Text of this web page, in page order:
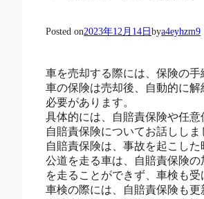
Posted on2023年12月14日bya4eyhzm9
車を売却する際には、保険の手
車の保険は売却後、自動的に
必要があります。
具体的には、自賠責保険や任意
自賠責保険についてお話ししま
自賠責保険は、事故を起こし
公道を走る車は、自賠責保険
を走ることができず、車検も受
車検の際には、自賠責保険も更